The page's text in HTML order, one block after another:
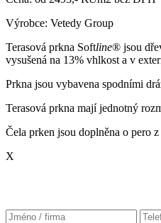
Výrobce: Vetedy Group
Terasová prkna Softline® jsou
vysušená na 13% vhlkost a v
Prkna jsou vybavena spodními
Terasová prkna mají jednotný
Čela prken jsou doplněna o pero
X